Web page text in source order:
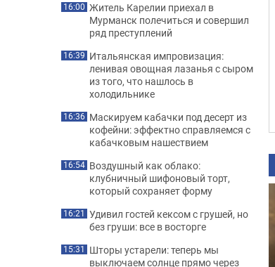
16:00 Житель Карелии приехал в
Мурманск полечиться и совершил
ряд преступлений
16:39 Итальянская импровизация:
ленивая овощная лазанья с сыром
из того, что нашлось в
холодильнике
16:36 Маскируем кабачки под десерт из
кофейни: эффектно справляемся с
кабачковым нашествием
16:54 Воздушный как облако:
клубничный шифоновый торт,
который сохраняет форму
16:21 Удивил гостей кексом с грушей, но
без груши: все в восторге
15:31 Шторы устарели: теперь мы
выключаем солнце прямо через